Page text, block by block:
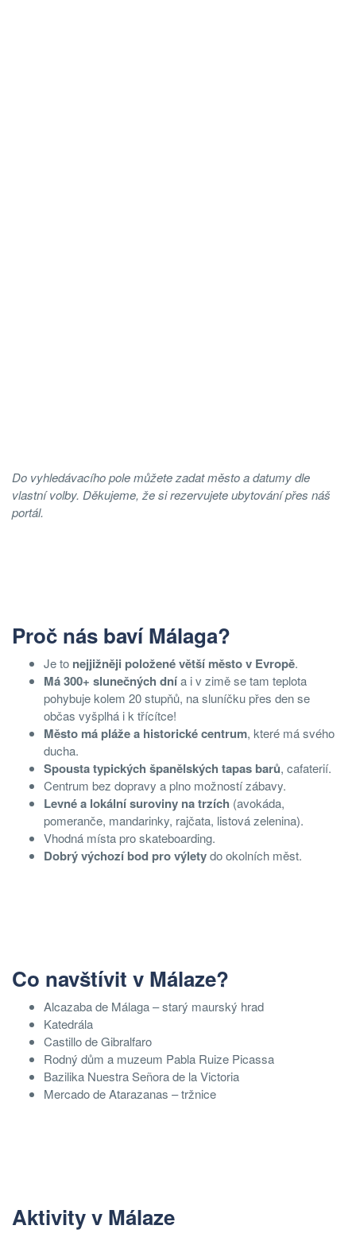
Do vyhledávacího pole můžete zadat město a datumy dle
vlastní volby. Děkujeme, že si rezervujete ubytování přes náš
portál.
Proč nás baví Málaga?
Je to nejjižněji položené větší město v Evropě.
Má 300+ slunečných dnía i v zimě se tam teplota
pohybuje kolem 20 stupňů, na sluníčku přes den se
občas vyšplhá i k třícítce!
Město má pláže a historické centrum, které má svého
ducha.
Spousta typických španělských tapas barů, cafaterií.
Centrum bez dopravy a plno možností zábavy.
Levné a lokální suroviny na trzích (avokáda,
pomeranče, mandarinky, rajčata, listová zelenina).
Vhodná místa pro skateboarding.
Dobrý výchozí bod pro výletydo okolních měst.
Co navštívit v Málaze?
Alcazaba de Málaga – starý maurský hrad
Katedrála
Castillo de Gibralfaro
Rodný dům a muzeum Pabla Ruize Picassa
Bazilika Nuestra Señora de la Victoria
Mercado de Atarazanas – tržnice
Aktivity v Málaze